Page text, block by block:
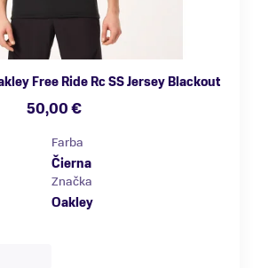
Free Ride Rc SS Jersey Blackout
50,00 €
Farba
Čierna
Značka
Oakley